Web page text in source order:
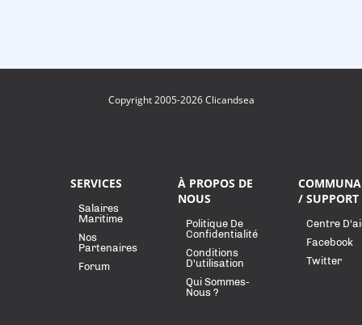
Copyright 2005-2026 Clicandsea
SERVICES
Salaires
Maritime
Nos
Partenaires
Forum
À PROPOS DE
NOUS
Politique De
Confidentialité
Conditions
D'utilisation
Qui Sommes-
Nous ?
/ SUPPORT
Centre
Facebook
Twitter